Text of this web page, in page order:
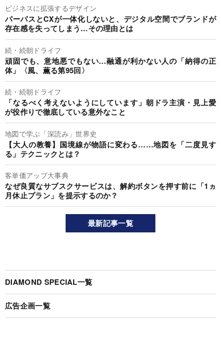
ビジネスに拡張するデザイン
パーパスとCXが一体化しないと、デジタル空間でブランドが
存在感を失ってしまう…その理由とは
続・続朝ドライフ
頑固でも、意地悪でもない…融通が利かない人の「納得の正
体」〈風、薫る第95回〉
続・続朝ドライフ
「なるべく考えないようにしています」朝ドラ主演・見上愛
が役作りで徹底している意外なこと
地図で学ぶ「深読み」世界史
【大人の教養】国境線が物語に変わる……地図を「二度見す
る」テクニックとは？
客単価アップ大事典
なぜ良質なサブスクサービスは、解約ボタンを押す前に「1ヵ
月休止プラン」を提示するのか？
最新記事一覧
DIAMOND SPECIAL一覧
広告企画一覧